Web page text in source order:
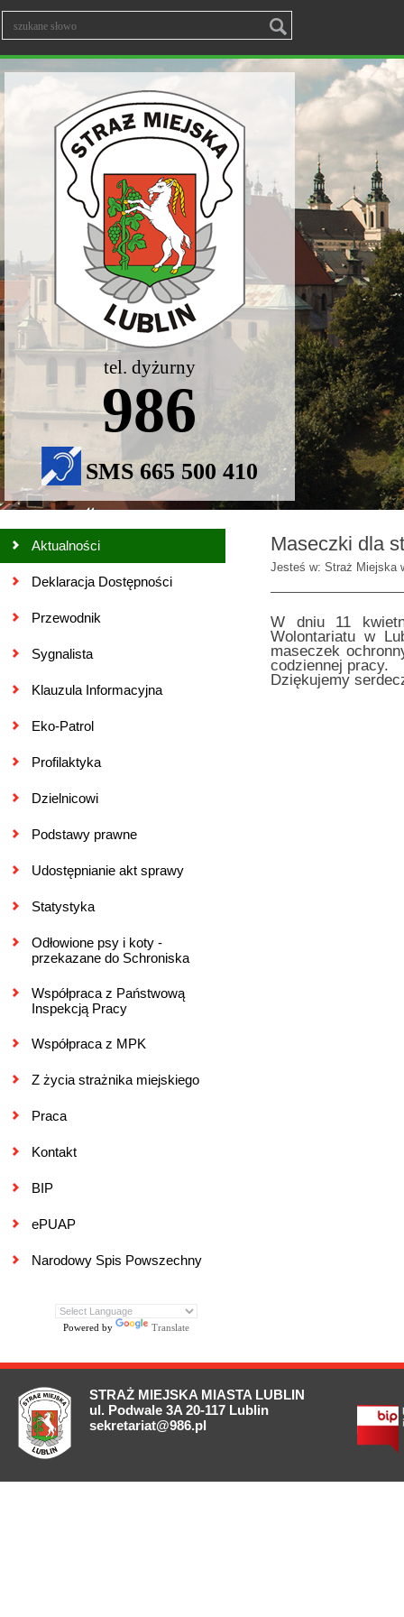
tel. dyżurny
986
SMS 665 500 410
Aktualności
Deklaracja Dostępności
Przewodnik
Sygnalista
Klauzula Informacyjna
Eko-Patrol
Profilaktyka
Dzielnicowi
Podstawy prawne
Udostępnianie akt sprawy
Statystyka
Odłowione psy i koty -
przekazane do Schroniska
Współpraca z Państwową
Inspekcją Pracy
Współpraca z MPK
Z życia strażnika miejskiego
Praca
Kontakt
BIP
ePUAP
Narodowy Spis Powszechny
Powered by Translate
Maseczki dla
Jesteś w: Straż Miejska
W dniu 11
Wolontariatu w
maseczek
codziennej pracy.
Dziękujemy
STRAŻ MIEJSKA MIASTA LUBLIN
ul. Podwale 3A 20-117 Lublin
sekretariat@986.pl